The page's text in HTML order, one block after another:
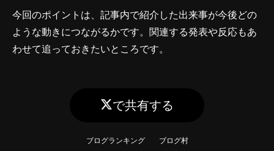
今回のポイントは、記事内で紹介した出来事が今後どの
ような動きにつながるかです。関連する発表や反応もあ
わせて追っておきたいところです。
で共有する
ブログランキング ブログ村